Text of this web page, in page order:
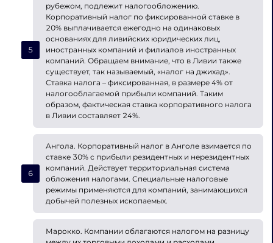
рубежом, подлежит налогообложению.
Корпоративный налог по фиксированной ставке в
20% выплачивается ежегодно на одинаковых
основаниях для ливийских юридических лиц,
иностранных компаний и филиалов иностранных
компаний. Обращаем внимание, что в Ливии также
существует, так называемый, «налог на джихад».
Ставка налога – фиксированная, в размере 4% от
налогооблагаемой прибыли компаний. Таким
образом, фактическая ставка корпоративного налога
в Ливии составляет 24%.
Ангола. Корпоративный налог в Анголе взимается по
ставке 30% с прибыли резидентных и нерезидентных
компаний. Действует территориальная система
обложения налогами. Специальные налоговые
режимы применяются для компаний, занимающихся
добычей полезных ископаемых.
Марокко. Компании облагаются налогом на разницу